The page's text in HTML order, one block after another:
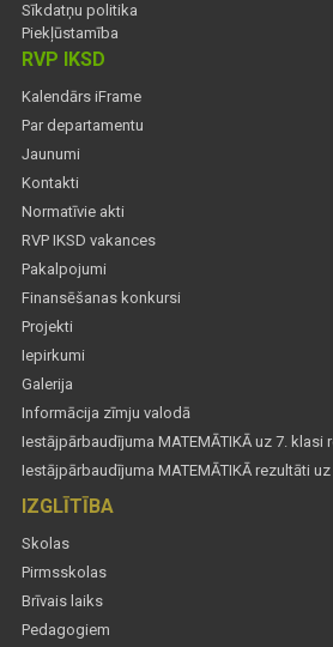
Sīkdatņu politika
Piekļūstamība
RVP IKSD
Kalendārs iFrame
Par departamentu
Jaunumi
Kontakti
Normatīvie akti
RVP IKSD vakances
Pakalpojumi
Finansēšanas konkursi
Projekti
Iepirkumi
Galerija
Informācija zīmju valodā
Iestājpārbaudījuma MATEMĀTIKĀ uz 7. klasi
Iestājpārbaudījuma MATEMĀTIKĀ rezultāti
IZGLĪTĪBA
Skolas
Pirmsskolas
Brīvais laiks
Pedagogiem